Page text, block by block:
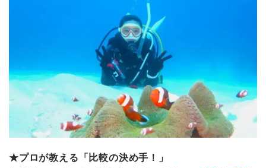
★プロが教える「比較の決め手！」